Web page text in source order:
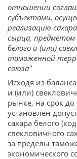
отношении
субъектами,
реализацию
сырца, предметом
белого и (или)
таможенной
союза"
Исходя из
и (или)
рынке, на срок
установлен
сахара белого
свекловичного
за пределы
экономического